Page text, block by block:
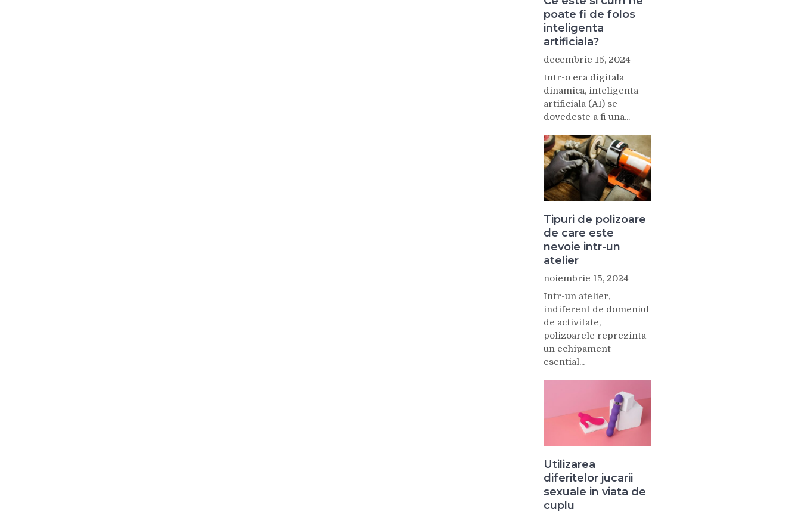
poate fi de folos
inteligenta
artificiala?
decembrie 15, 2024
Intr-o era digitala
dinamica, inteligenta
artificiala (AI) se
dovedeste a fi una...
Tipuri de polizoare
de care este
nevoie intr-un
atelier
noiembrie 15, 2024
Intr-un atelier,
indiferent de domeniul
de activitate,
polizoarele reprezinta
un echipament
esential...
Utilizarea
diferitelor jucarii
sexuale in viata de
cuplu